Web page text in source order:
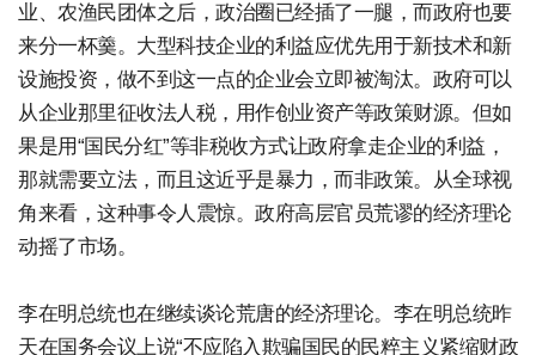
业、农渔民团体之后，政治圈已经插了一腿，而政府也要
来分一杯羹。大型科技企业的利益应优先用于新技术和新
设施投资，做不到这一点的企业会立即被淘汰。政府可以
从企业那里征收法人税，用作创业资产等政策财源。但如
果是用“国民分红”等非税收方式让政府拿走企业的利益，
那就需要立法，而且这近乎是暴力，而非政策。从全球视
角来看，这种事令人震惊。政府高层官员荒谬的经济理论
动摇了市场。
李在明总统也在继续谈论荒唐的经济理论。李在明总统昨
天在国务会议上说“不应陷入欺骗国民的民粹主义紧缩财政